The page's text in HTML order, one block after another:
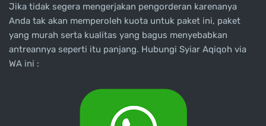
Jika tidak segera mengerjakan pengorderan karenanya
Anda tak akan memperoleh kuota untuk paket ini, paket
yang murah serta kualitas yang bagus menyebabkan
antreannya seperti itu panjang. Hubungi Syiar Aqiqoh via
WA ini :